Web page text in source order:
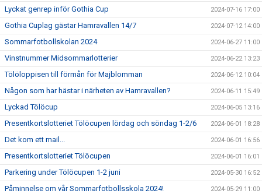
Lyckat genrep inför Gothia Cup 2024-07-16 17:00
Gothia Cuplag gästar Hamravallen 14/7 2024-07-12 14:00
Sommarfotbollskolan 2024 2024-06-27 11:00
Vinstnummer Midsommarlotterier 2024-06-22 13:23
Tölöloppisen till förmån för Majblomman 2024-06-12 10:04
Någon som har hästar i närheten av Hamravallen? 2024-06-11 15:49
Lyckad Tölöcup 2024-06-05 13:16
Presentkortslotteriet Tölöcupen lördag och söndag 1-2/6 2024-06-01 18:28
Det kom ett mail... 2024-06-01 16:56
Presentkortslotteriet Tölöcupen 2024-06-01 16:01
Parkering under Tölöcupen 1-2 juni 2024-05-30 16:52
Påminnelse om vår Sommarfotbollsskola 2024! 2024-05-29 11:00